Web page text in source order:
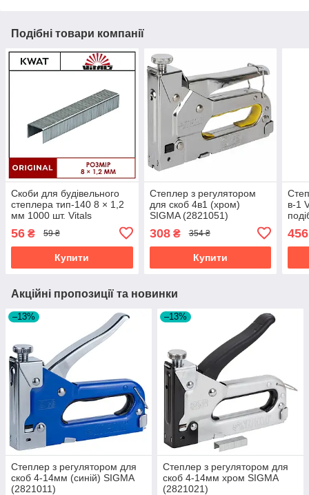
Подібні товари компанії
Скоби для будівельного
степлера тип-140 8 × 1,2
мм 1000 шт. Vitals
оцинковані з розжареної
сталі
56 ₴ 59 ₴
Купити
Степлер з регулятором
для скоб 4в1 (хром)
SIGMA (2821051)
308₴ 354 ₴
Купити
в-1
456
Акційні пропозиції та новинки
–13%
Степлер з регулятором для
скоб 4-14мм (синій) SIGMA
(2821011)
–13%
Степлер з регулятором для
скоб 4-14мм хром SIGMA
(2821021)